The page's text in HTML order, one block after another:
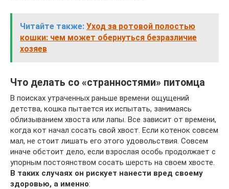
Читайте также: Уход за ротовой полостью
кошки: чем может обернуться безразличие
хозяев
Что делать со «странностями» питомца
В поисках утраченных раньше времени ощущений
детства, кошка пытается их испытать, занимаясь
облизыванием хвоста или лапы. Все зависит от времени,
когда кот начал сосать свой хвост. Если котенок совсем
мал, не стоит лишать его этого удовольствия. Совсем
иначе обстоит дело, если взрослая особь продолжает с
упорным постоянством сосать шерсть на своем хвосте.
В таких случаях он рискует нанести вред своему
здоровью, а именно: